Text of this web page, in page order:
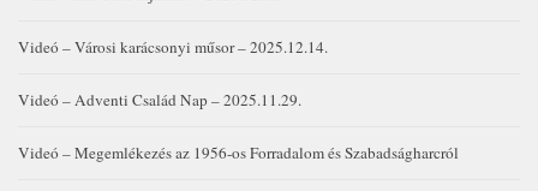
Videó – Városi karácsonyi műsor – 2025.12.14.
Videó – Adventi Család Nap – 2025.11.29.
Videó – Megemlékezés az 1956-os Forradalom és Szabadságharcról